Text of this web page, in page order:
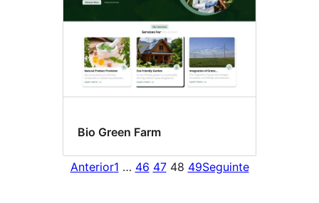
Bio Green Farm
Anterior1 … 46 47 48 49Seguinte